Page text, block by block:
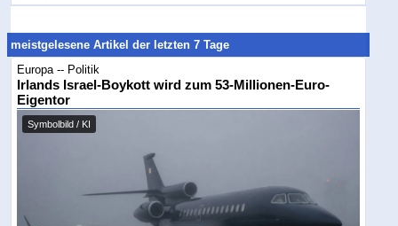
meistgelesene Artikel der letzten 7 Tage
Europa -- Politik
Irlands Israel-Boykott wird zum 53-Millionen-Euro-
Eigentor
Symbolbild / KI